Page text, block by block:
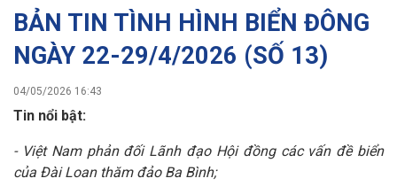
BẢN TIN TÌNH HÌNH BIỂN ĐÔNG
NGÀY 22-29/4/2026 (SỐ 13)
04/05/2026 16:43
Tin nổi bật:
- Việt Nam phản đối Lãnh đạo Hội đồng các vấn đề biển
của Đài Loan thăm đảo Ba Bình;